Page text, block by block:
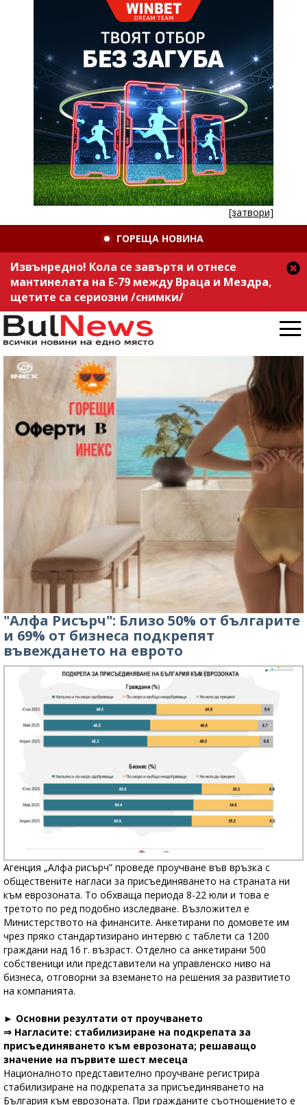
[затвори]
ГОРЕЩА НОВИНА
Извънредно! Кола се завъртя и отнесе
мантинелата на Е-79 между Враца и Мездра,
щетите са сериозни /снимки/
"Алфа Рисърч": Близо 50% от българите
и 69% от бизнеса подкрепят
въвеждането на еврото
Агенция „Алфа рисърч” проведе проучване във връзка с
обществените нагласи за присъединяването на страната ни
към еврозоната. То обхваща периода 8-22 юли и това е
третото по ред подобно изследване. Възложител е
Министерството на финансите. Анкетирани по домовете им
чрез пряко стандартизирано интервю с таблети са 1200
граждани над 16 г. възраст. Отделно са анкетирани 500
собственици или представители на управленско ниво на
бизнеса, отговорни за вземането на решения за развитието
на компанията.
► Основни резултати от проучването
⇒ Нагласите: стабилизиране на подкрепата за
присъединяването към еврозоната; решаващо
значение на първите шест месеца
Националното представително проучване регистрира
стабилизиране на подкрепата за присъединяването на
България към еврозоната. При гражданите съотношението е